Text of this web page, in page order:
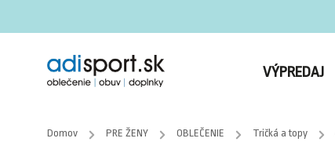
VÝPREDAJ
Domov / PRE ŽENY / OBLEČENIE / Tričká a topy /